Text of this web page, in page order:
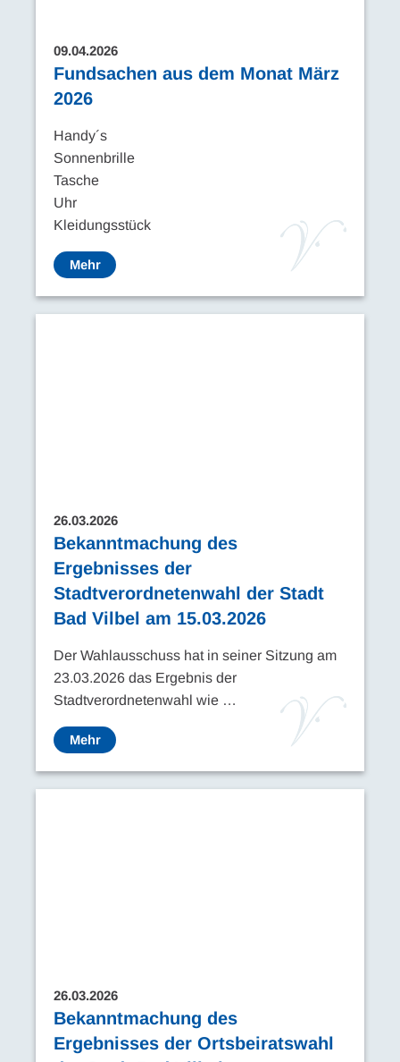
09.04.2026
Fundsachen aus dem Monat März
2026
Handy´s
Sonnenbrille
Tasche
Uhr
Kleidungsstück
Mehr
26.03.2026
Bekanntmachung des
Ergebnisses der
Stadtverordnetenwahl der Stadt
Bad Vilbel am 15.03.2026
Der Wahlausschuss hat in seiner Sitzung am
23.03.2026 das Ergebnis der
Stadtverordnetenwahl wie …
Mehr
26.03.2026
Bekanntmachung des
Ergebnisses der Ortsbeiratswahl